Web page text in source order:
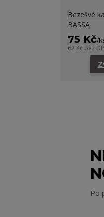
Bezešvé
BASSA
75 Kč/
62 Kč bez
Po